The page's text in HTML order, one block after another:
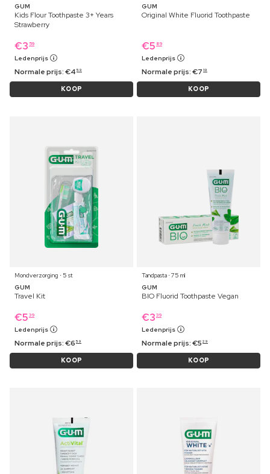
GUM
Kids Flour Toothpaste 3+ Years
Strawberry
€3 59
Ledenprijs
Normale prijs:€4 59
KOOP
GUM
Original White Fluorid Toothpaste
€5 89
Ledenprijs
Normale prijs:€7 19
KOOP
Mondverzorging ⋅ 5 st
GUM
Travel Kit
€5 39
Ledenprijs
Normale prijs:€6 59
KOOP
Tandpasta ⋅ 75 ml
GUM
BIO Fluorid Toothpaste Vegan
€3 39
Ledenprijs
Normale prijs:€5 29
KOOP